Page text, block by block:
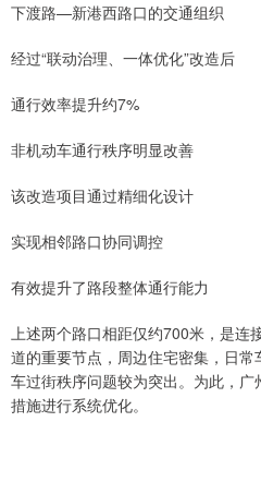
下渡路—新港西路口的交通组织
经过“联动治理、一体优化”改造后
通行效率提升约7%
非机动车通行秩序明显改善
该改造项目通过精细化设计
实现相邻路口协同调控
有效提升了路段整体通行能力
上述两个路口相距仅约700米，是连
道的重要节点，周边住宅密集，日
车过街秩序问题较为突出。为此，
措施进行系统优化。